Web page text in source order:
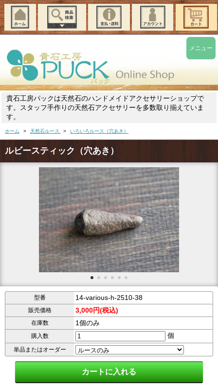
貴石工房パックは天然石のハンドメイドアクセサリーショップで
す。スタッフ手作りの天然石アクセサリーを多数取り揃えていま
す。
ホーム > 天然石ルース > いろいろルース（穴あき）
ルビースティック（穴あき）
型番 14-various-h-2510-38
販売価格 3,000円(税込)
在庫数 1個のみ
購入数 個
単品またはオーダー
メニュー